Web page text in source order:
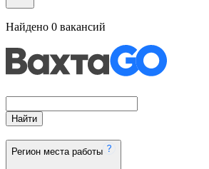
Найдено 0 вакансий
Найти
Регион места работы